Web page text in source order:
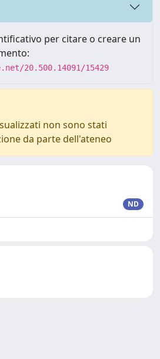
per citare o creare un
20.500.14091/15429
non sono stati
da parte dell'ateneo
ND